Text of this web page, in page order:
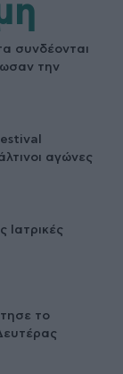
συνδέονται
την
αγώνες
Ιατρικές
το